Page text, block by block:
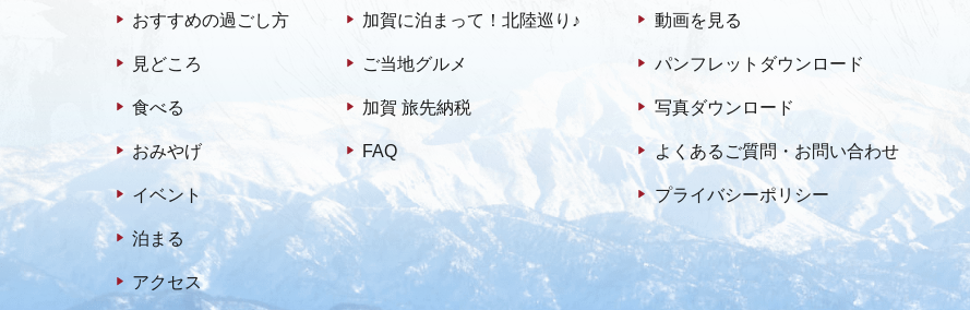
おすすめの過ごし方
見どころ
食べる
おみやげ
イベント
泊まる
アクセス
加賀に泊まって！北陸巡り♪
ご当地グルメ
加賀 旅先納税
FAQ
動画を見る
パンフレットダウンロード
写真ダウンロード
よくあるご質問・お問い合わせ
プライバシーポリシー